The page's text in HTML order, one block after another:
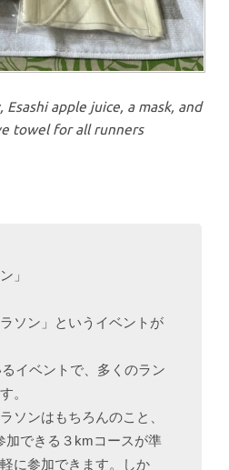
apple juice, a mask, and
towel for all runners
」
ソン」というイベントが
イベントで、多くのラン
。
ソンはもちろんのこと、
加できる３kmコースが準
に参加できます。しか